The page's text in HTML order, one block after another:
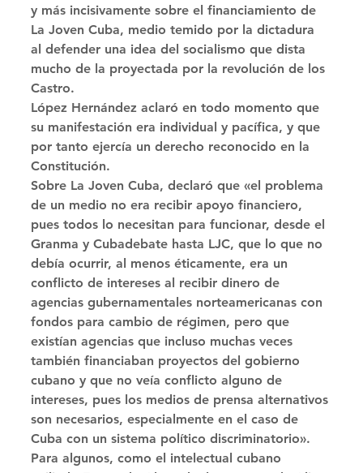
y más incisivamente sobre el financiamiento de
La Joven Cuba, medio temido por la dictadura
al defender una idea del socialismo que dista
mucho de la proyectada por la revolución de los
Castro.
López Hernández aclaró en todo momento que
su manifestación era individual y pacífica, y que
por tanto ejercía un derecho reconocido en la
Constitución.
Sobre La Joven Cuba, declaró que «el problema
de un medio no era recibir apoyo financiero,
pues todos lo necesitan para funcionar, desde el
Granma y Cubadebate hasta LJC, que lo que no
debía ocurrir, al menos éticamente, era un
conflicto de intereses al recibir dinero de
agencias gubernamentales norteamericanas con
fondos para cambio de régimen, pero que
existían agencias que incluso muchas veces
también financiaban proyectos del gobierno
cubano y que no veía conflicto alguno de
intereses, pues los medios de prensa alternativos
son necesarios, especialmente en el caso de
Cuba con un sistema político discriminatorio».
Para algunos, como el intelectual cubano